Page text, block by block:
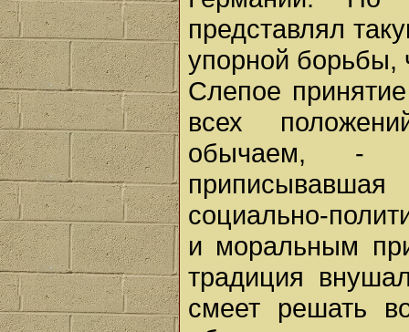
представлял
упорной борьбы,
Слепое
всех
обычаем, -
социально-
и моральным
традиция
смеет решать